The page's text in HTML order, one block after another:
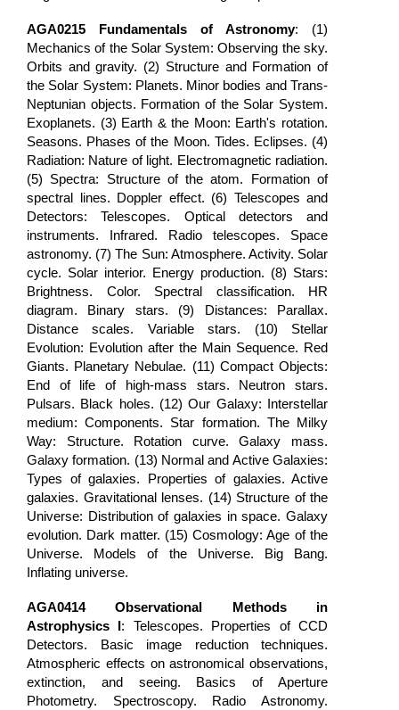
AGA0215 Fundamentals of Astronomy: (1)
Mechanics of the Solar System: Observing the sky.
Orbits and gravity. (2) Structure and Formation of
the Solar System: Planets. Minor bodies and Trans-
Neptunian objects. Formation of the Solar System.
Exoplanets. (3) Earth & the Moon: Earth's rotation.
Seasons. Phases of the Moon. Tides. Eclipses. (4)
Radiation: Nature of light. Electromagnetic radiation.
(5) Spectra: Structure of the atom. Formation of
spectral lines. Doppler effect. (6) Telescopes and
Detectors: Telescopes. Optical detectors and
instruments. Infrared. Radio telescopes. Space
astronomy. (7) The Sun: Atmosphere. Activity. Solar
cycle. Solar interior. Energy production. (8) Stars:
Brightness. Color. Spectral classification. HR
diagram. Binary stars. (9) Distances: Parallax.
Distance scales. Variable stars. (10) Stellar
Evolution: Evolution after the Main Sequence. Red
Giants. Planetary Nebulae. (11) Compact Objects:
End of life of high-mass stars. Neutron stars.
Pulsars. Black holes. (12) Our Galaxy: Interstellar
medium: Components. Star formation. The Milky
Way: Structure. Rotation curve. Galaxy mass.
Galaxy formation. (13) Normal and Active Galaxies:
Types of galaxies. Properties of galaxies. Active
galaxies. Gravitational lenses. (14) Structure of the
Universe: Distribution of galaxies in space. Galaxy
evolution. Dark matter. (15) Cosmology: Age of the
Universe. Models of the Universe. Big Bang.
Inflating universe.
AGA0414Observational Methods in
Astrophysics I : Telescopes. Properties of CCD
Detectors. Basic image reduction techniques.
Atmospheric effects on astronomical observations,
extinction, and seeing. Basics of Aperture
Photometry. Spectroscopy. Radio Astronomy.